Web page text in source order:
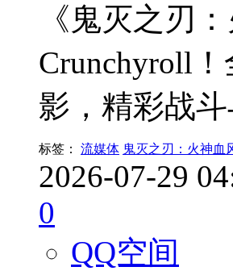
《鬼灭之刃
Crunchyroll
影，精彩战
标签： 流媒体 鬼灭之刃：火神血
2026-07-29
0
QQ空间